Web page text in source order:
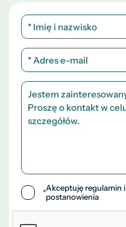
*Akceptuję regulamin i
postanowienia